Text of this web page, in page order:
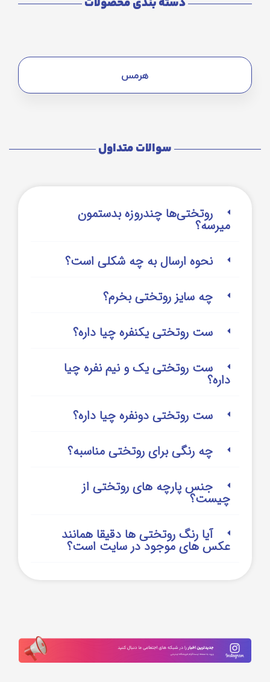
هرمس
سوالات متداول
روتختی‌‌ها چندروزه بدستمون
میرسه؟
نحوه ارسال به چه شکلی است؟
چه سایز روتختی بخرم؟
ست روتختی یکنفره چیا داره؟
ست روتختی یک و نیم نفره چیا
داره؟
ست روتختی دونفره چیا داره؟
چه رنگی برای روتختی مناسبه؟
جنس پارچه های روتختی از
چیست؟
آیا رنگ روتختی ها دقیقا همانند
عکس های موجود در سایت است؟